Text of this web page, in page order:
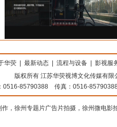
华荧 最新动态 流程与设备
影视服
版权所有 江苏华荧视博文化传媒有
0516-85790388 传真：0516-
，徐州专题片广告片拍摄，徐州微电